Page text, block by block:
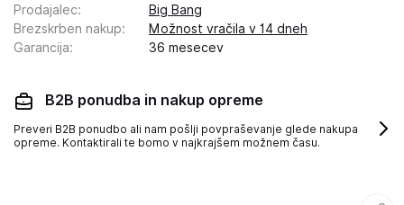
Prodajalec:
Big Bang
Brezskrben nakup:
Možnost vračila v 14 dneh
Garancija: 36 mesecev
B2B ponudba in nakup opreme
Preveri B2B ponudbo ali nam pošlji povpraševanje glede nakupa
opreme. Kontaktirali te bomo v najkrajšem možnem času.